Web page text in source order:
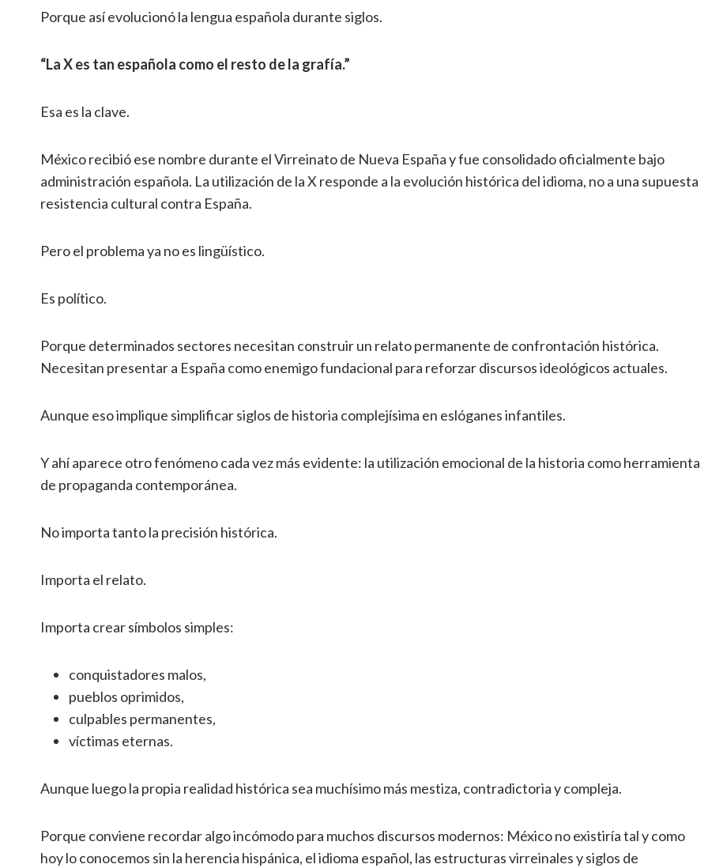
Porque así evolucionó la lengua española durante siglos.
“La X es tan española como el resto de la grafía.”
Esa es la clave.
México recibió ese nombre durante el Virreinato de Nueva España y fue consolidado oficialmente bajo
administración española. La utilización de la X responde a la evolución histórica del idioma, no a una supuesta
resistencia cultural contra España.
Pero el problema ya no es lingüístico.
Es político.
Porque determinados sectores necesitan construir un relato permanente de confrontación histórica.
Necesitan presentar a España como enemigo fundacional para reforzar discursos ideológicos actuales.
Aunque eso implique simplificar siglos de historia complejísima en eslóganes infantiles.
Y ahí aparece otro fenómeno cada vez más evidente: la utilización emocional de la historia como herramienta
de propaganda contemporánea.
No importa tanto la precisión histórica.
Importa el relato.
Importa crear símbolos simples:
conquistadores malos,
pueblos oprimidos,
culpables permanentes,
víctimas eternas.
Aunque luego la propia realidad histórica sea muchísimo más mestiza, contradictoria y compleja.
Porque conviene recordar algo incómodo para muchos discursos modernos: México no existiría tal y como
hoy lo conocemos sin la herencia hispánica, el idioma español, las estructuras virreinales y siglos de